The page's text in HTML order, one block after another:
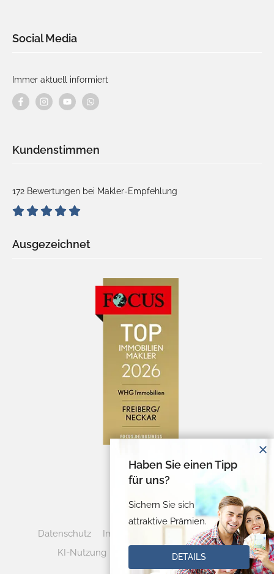
Social Media
Immer aktuell informiert
Kundenstimmen
172 Bewertungen bei Makler-Empfehlung
Ausgezeichnet
Datenschutz Impressum
Cookie-Verwaltung
KI-Nutzung
Vertrag widerrufen
Haben Sie einen Tipp
für uns?
Sichern Sie sich
attraktive Prämien.
DETAILS